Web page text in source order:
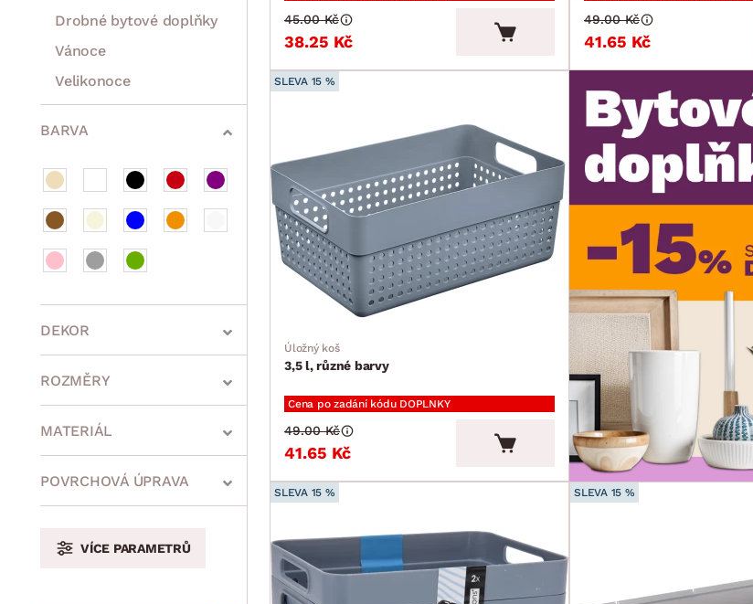
Drobné bytové doplňky
Vánoce
Velikonoce
Sedací soupravy a pohovky
Sestavy a stěny
Drobný nábytek
Spotřebiče
BARVA
DEKOR
ROZMĚRY
min. cm max.
min. cm max.
MATERIÁL
POVRCHOVÁ ÚPRAVA
VÍCE PARAMETRŮ
38.25 Kč
45.00 Kč
41.65 Kč
49.00 Kč
SLEVA 15 %
Úložný koš
3,5 l, různé barvy
Cena po zadání kódu DOPLNKY
41.65 Kč
49.00 Kč
SLEVA 15 % SLEVA 15 %